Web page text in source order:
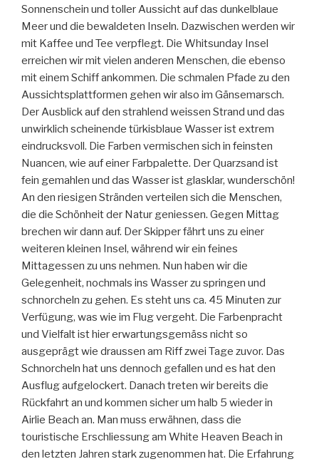
Sonnenschein und toller Aussicht auf das dunkelblaue
Meer und die bewaldeten Inseln. Dazwischen werden wir
mit Kaffee und Tee verpflegt. Die Whitsunday Insel
erreichen wir mit vielen anderen Menschen, die ebenso
mit einem Schiff ankommen. Die schmalen Pfade zu den
Aussichtsplattformen gehen wir also im Gänsemarsch.
Der Ausblick auf den strahlend weissen Strand und das
unwirklich scheinende türkisblaue Wasser ist extrem
eindrucksvoll. Die Farben vermischen sich in feinsten
Nuancen, wie auf einer Farbpalette. Der Quarzsand ist
fein gemahlen und das Wasser ist glasklar, wunderschön!
An den riesigen Stränden verteilen sich die Menschen,
die die Schönheit der Natur geniessen. Gegen Mittag
brechen wir dann auf. Der Skipper fährt uns zu einer
weiteren kleinen Insel, während wir ein feines
Mittagessen zu uns nehmen. Nun haben wir die
Gelegenheit, nochmals ins Wasser zu springen und
schnorcheln zu gehen. Es steht uns ca. 45 Minuten zur
Verfügung, was wie im Flug vergeht. Die Farbenpracht
und Vielfalt ist hier erwartungsgemäss nicht so
ausgeprägt wie draussen am Riff zwei Tage zuvor. Das
Schnorcheln hat uns dennoch gefallen und es hat den
Ausflug aufgelockert. Danach treten wir bereits die
Rückfahrt an und kommen sicher um halb 5 wieder in
Airlie Beach an. Man muss erwähnen, dass die
touristische Erschliessung am White Heaven Beach in
den letzten Jahren stark zugenommen hat. Die Erfahrung